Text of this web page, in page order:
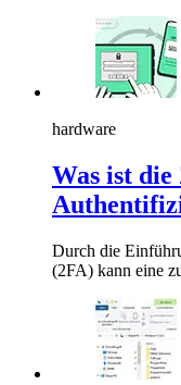
hardware
Was ist
Durch die
(2FA) kann eine